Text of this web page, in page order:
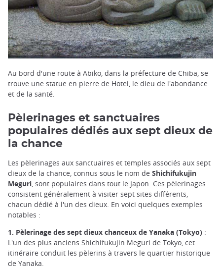
Au bord d'une route à Abiko, dans la préfecture de Chiba, se
trouve une statue en pierre de Hotei, le dieu de l'abondance
et de la santé.
Pèlerinages et sanctuaires
populaires dédiés aux sept dieux de
la chance
Les pèlerinages aux sanctuaires et temples associés aux sept
dieux de la chance, connus sous le nom de Shichifukujin
Meguri, sont populaires dans tout le Japon. Ces pèlerinages
consistent généralement à visiter sept sites différents,
chacun dédié à l'un des dieux. En voici quelques exemples
notables :
1. Pèlerinage des sept dieux chanceux de Yanaka (Tokyo) :
L'un des plus anciens Shichifukujin Meguri de Tokyo, cet
itinéraire conduit les pèlerins à travers le quartier historique
de Yanaka.